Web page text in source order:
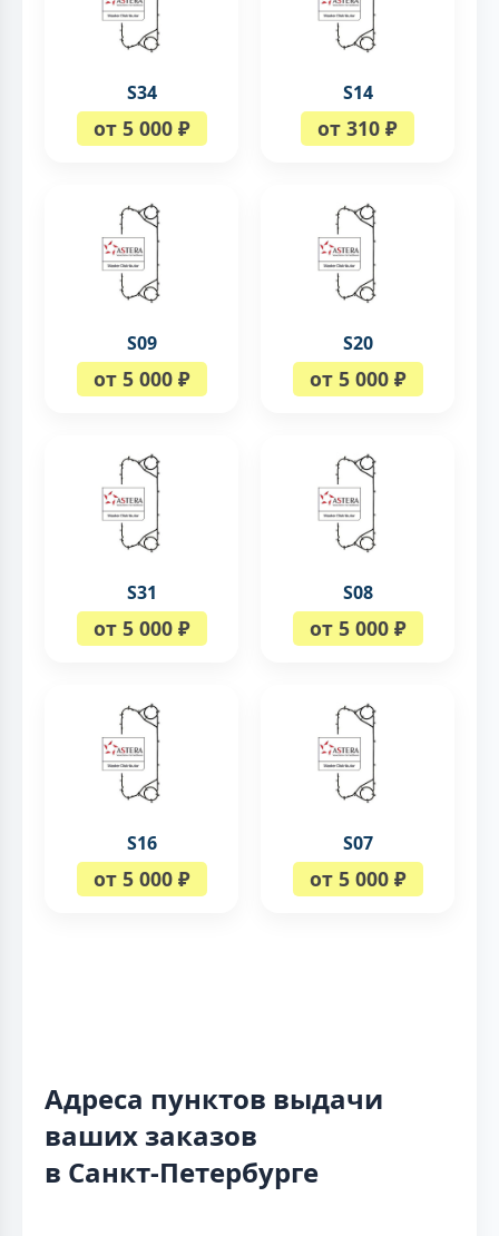
S34
от 5 000 ₽
S14
от 310 ₽
S09
от 5 000 ₽
S20
от 5 000 ₽
S31
от 5 000 ₽
S08
от 5 000 ₽
S16
от 5 000 ₽
S07
от 5 000 ₽
Адреса пунктов выдачи
ваших заказов
в Санкт-Петербурге